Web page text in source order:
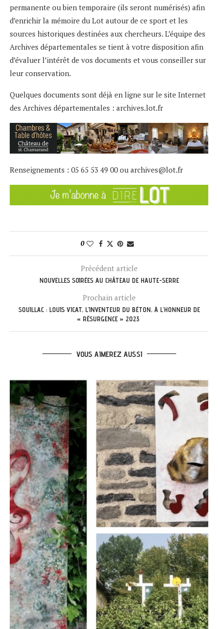
permanente ou bien temporaire (ils seront numérisés) afin
d’enrichir la mémoire du Lot autour de ce sport et les
sources historiques destinées aux chercheurs. L’équipe des
Archives départementales se tient à votre disposition afin
d’évaluer l’intérêt de vos documents et vous conseiller sur
leur conservation.
Quelques documents sont déjà en ligne sur le site Internet
des Archives départementales : archives.lot.fr
Renseignements : 05 65 53 49 00 ou archives@lot.fr
0
Précédent article
NOUVELLES SOIRÉES AU CHÂTEAU DE HAUTE-SERRE
Prochain article
SOUILLAC : LOUIS VICAT, L’INVENTEUR DU BÉTON, À L’HONNEUR DE
« RÉSURGENCE » 2023
VOUS AIMEREZ AUSSI